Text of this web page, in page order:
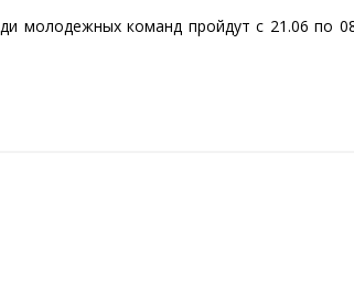
молодежных команд пройдут с 21.06 по